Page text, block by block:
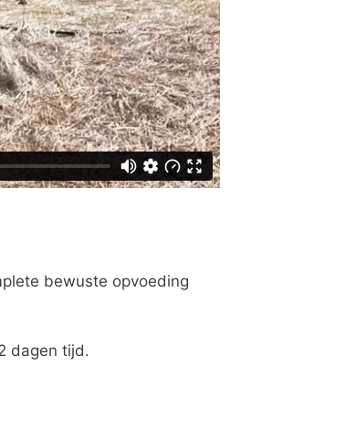
bewuste opvoeding
dagen tijd.